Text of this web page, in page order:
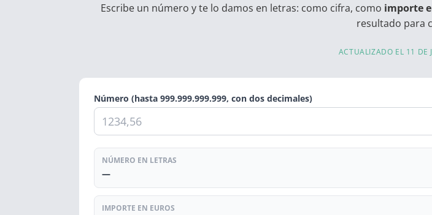
Escribe un número y te lo damos en letras: como cifra, como importe
resultado para
ACTUALIZADO EL 11 DE
Número (hasta 999.999.999.999, con dos decimales)
NÚMERO EN LETRAS
—
IMPORTE EN EUROS